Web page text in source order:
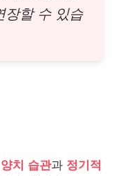
장할 수 있습
치 습관과 정기적